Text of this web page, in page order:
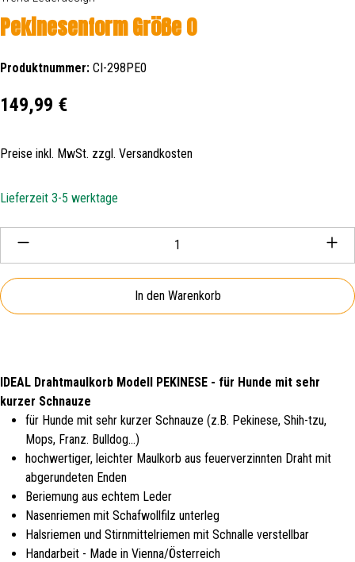
Pekinesenform Größe 0
Produktnummer: CI-298PE0
Regulärer Preis:
149,99 €
Preise inkl. MwSt. zzgl. Versandkosten
Lieferzeit 3-5 werktage
Produkt Anzahl: Gib den gewünschten Wert ein oder
In den Warenkorb
IDEAL Drahtmaulkorb Modell PEKINESE - für Hunde mit sehr
kurzer Schnauze
für Hunde mit sehr kurzer Schnauze (z.B. Pekinese, Shih-tzu,
Mops, Franz. Bulldog...)
hochwertiger, leichter Maulkorb aus feuerverzinnten Draht mit
abgerundeten Enden
Beriemung aus echtem Leder
Nasenriemen mit Schafwollfilz unterleg
Halsriemen und Stirnmittelriemen mit Schnalle verstellbar
Handarbeit - Made in Vienna/Österreich